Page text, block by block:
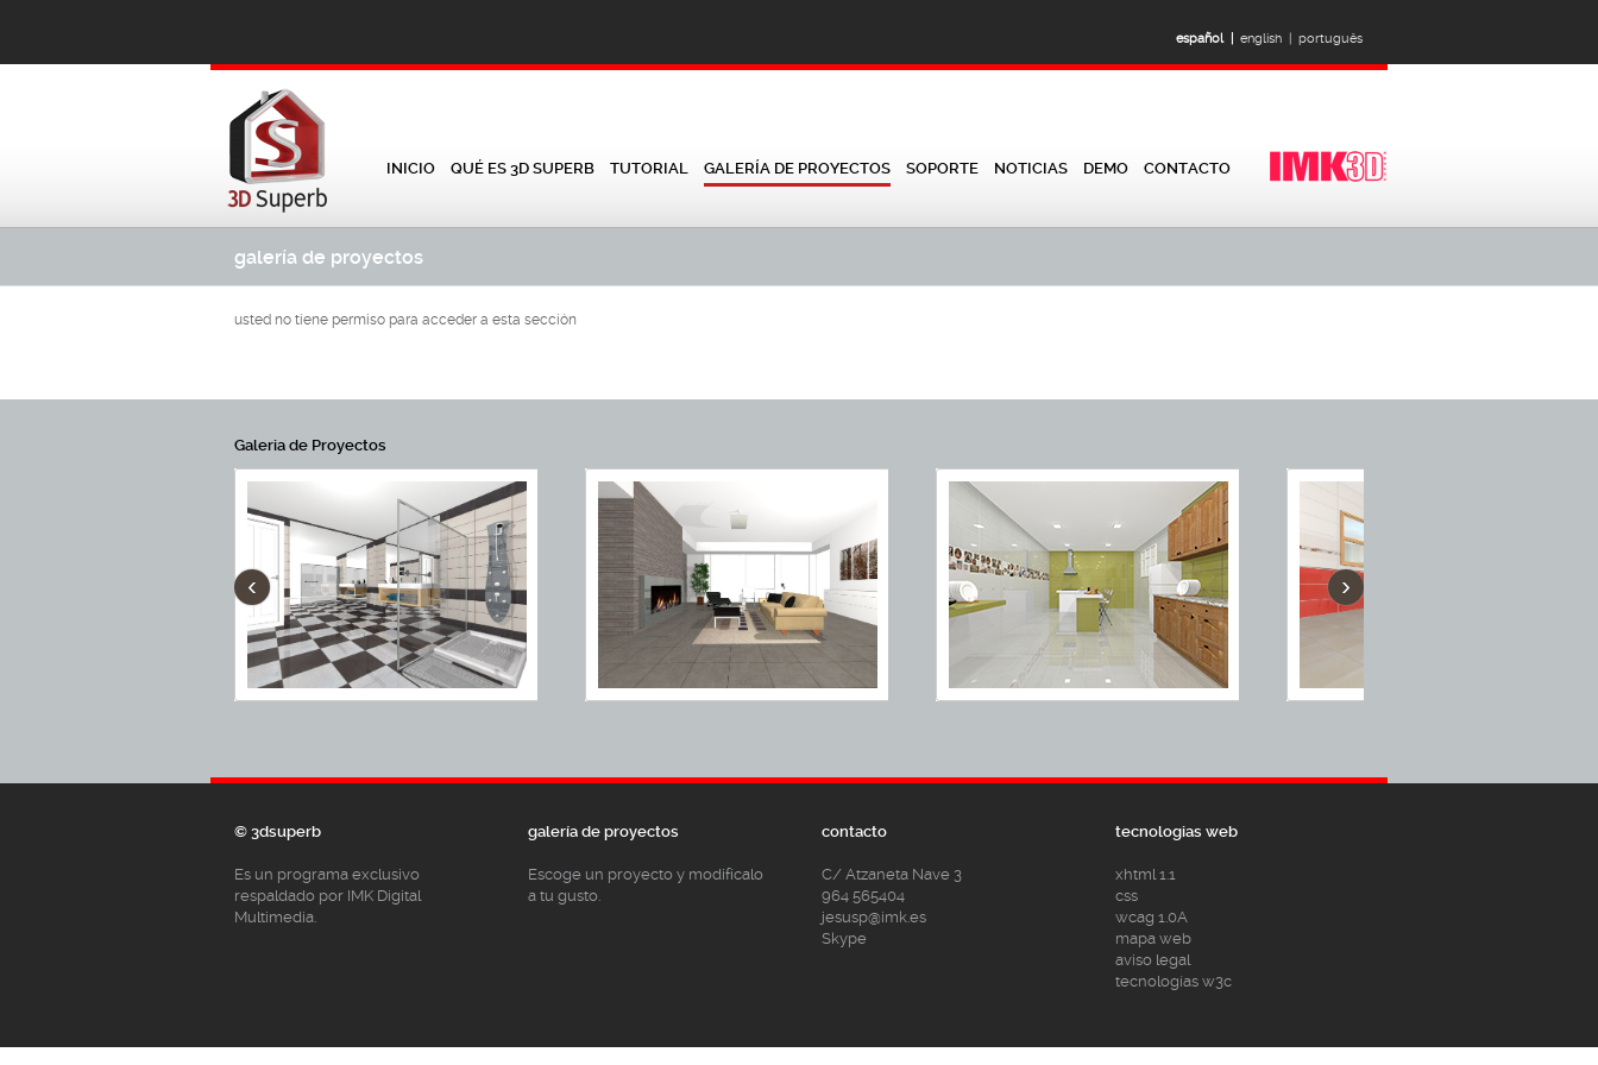
português
english |
español |
INICIO QUÉ ES 3D SUPERB TUTORIAL GALERÍA DE PROYECTOS SOPORTE NOTICIAS DEMO CONTACTO
galería de proyectos
usted no tiene permiso para acceder a esta sección
Galeria de Proyectos
‹ ›
© 3dsuperb
Es un programa exclusivo
respaldado por IMK Digital
Multimedia.
galería de proyectos
Escoge un proyecto y modifícalo
a tu gusto.
contacto
C/ Atzaneta Nave 3
964 565404
jesusp@imk.es
Skype
tecnologias web
xhtml 1.1
css
wcag 1.0A
mapa web
aviso legal
tecnologías w3c